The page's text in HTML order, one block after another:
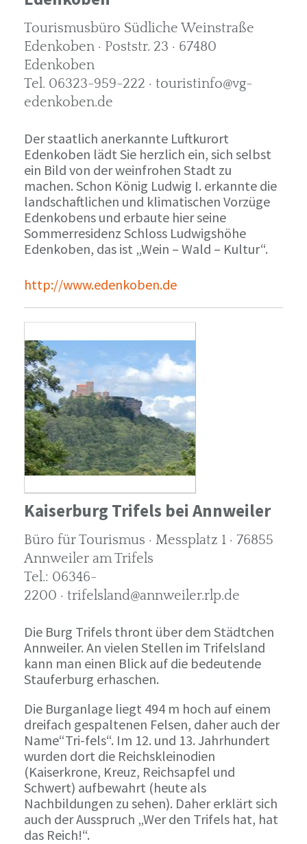
Tourismusbüro Südliche Weinstraße
Edenkoben · Poststr. 23 · 67480
Edenkoben
Tel. 06323-959-222 · touristinfo@vg-
edenkoben.de
Der staatlich anerkannte Luftkurort
Edenkoben lädt Sie herzlich ein, sich selbst
ein Bild von der weinfrohen Stadt zu
machen. Schon König Ludwig I. erkannte die
landschaftlichen und klimatischen Vorzüge
Edenkobens und erbaute hier seine
Sommerresidenz Schloss Ludwigshöhe
Edenkoben, das ist „Wein – Wald – Kultur“.
http://www.edenkoben.de
Kaiserburg Trifels bei Annweiler
Büro für Tourismus · Messplatz 1 · 76855
Annweiler am Trifels
Tel.: 06346-
2200 · trifelsland@annweiler.rlp.de
Die Burg Trifels thront über dem Städtchen
Annweiler. An vielen Stellen im Trifelsland
kann man einen Blick auf die bedeutende
Stauferburg erhaschen.
Die Burganlage liegt 494 m hoch auf einem
dreifach gespaltenen Felsen, daher auch der
Name“Tri-fels“. Im 12. und 13. Jahrhundert
wurden dort die Reichskleinodien
(Kaiserkrone, Kreuz, Reichsapfel und
Schwert) aufbewahrt (heute als
Nachbildungen zu sehen). Daher erklärt sich
auch der Ausspruch „Wer den Trifels hat, hat
das Reich!“.